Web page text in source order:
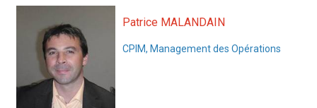
Patrice MALANDAIN
CPIM, Management des Opérations